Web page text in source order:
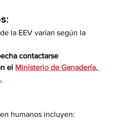
la EEV varían según la
contactarse
el Ministerio de Ganadería,
humanos incluyen: